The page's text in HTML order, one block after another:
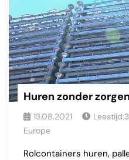
Huren zonder
13.08.2021 Leestijd:3
Europe
Rolcontainers huren,